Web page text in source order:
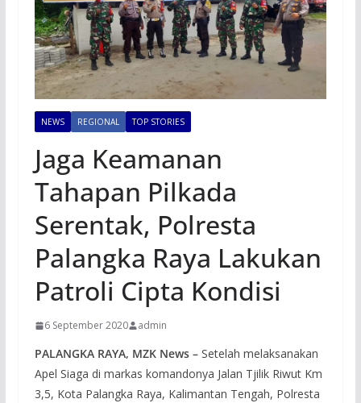
NEWS REGIONAL TOP STORIES
Jaga Keamanan
Tahapan Pilkada
Serentak, Polresta
Palangka Raya Lakukan
Patroli Cipta Kondisi
6 September 2020 admin
PALANGKA RAYA, MZK News – Setelah melaksanakan
Apel Siaga di markas komandonya Jalan Tjilik Riwut Km
3,5, Kota Palangka Raya, Kalimantan Tengah, Polresta